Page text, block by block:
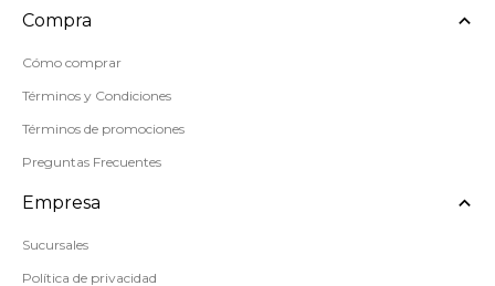
Compra
Cómo comprar
Términos y Condiciones
Términos de promociones
Preguntas Frecuentes
Empresa
Sucursales
Política de privacidad